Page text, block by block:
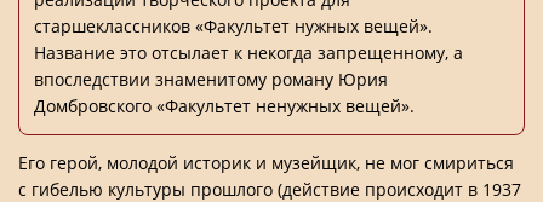
старшеклассников «Факультет нужных вещей».
Название это отсылает к некогда запрещенному, а
впоследствии знаменитому роману Юрия
Домбровского «Факультет ненужных вещей».
Его герой, молодой историк и музейщик, не мог смириться
с гибелью культуры прошлого (действие происходит в 1937